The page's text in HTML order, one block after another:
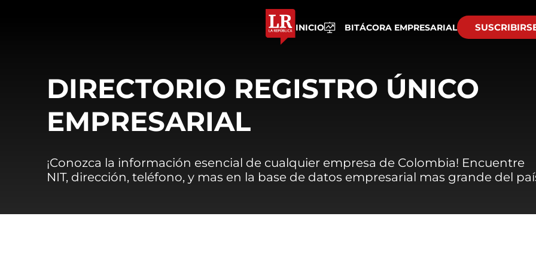
INICIO BITÁCORA EMPRESARIAL
DIRECTORIO REGISTRO ÚNICO
EMPRESARIAL
¡Conozca la información esencial de cualquier empresa de Colombia! Encuentre
NIT, dirección, teléfono, y mas en la base de datos empresarial mas grande del